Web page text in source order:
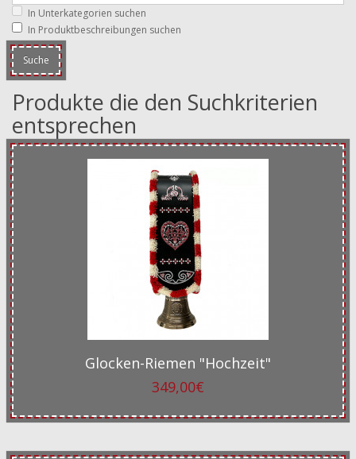
In Unterkategorien suchen
In Produktbeschreibungen suchen
Produkte die den Suchkriterien
entsprechen
Glocken-Riemen "Hochzeit"
349,00€